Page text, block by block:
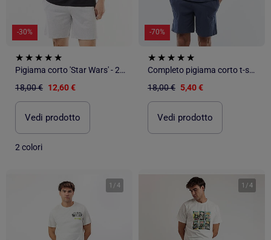
-30%
Pigiama corto 'Star Wars' - 2 pezzi
18,00 € 12,60 €
Vedi prodotto
2 colori
-70%
Completo pigiama corto t-shirt + short - 2 pezzi
18,00 € 5,40 €
Vedi prodotto
1 /4 1 /4